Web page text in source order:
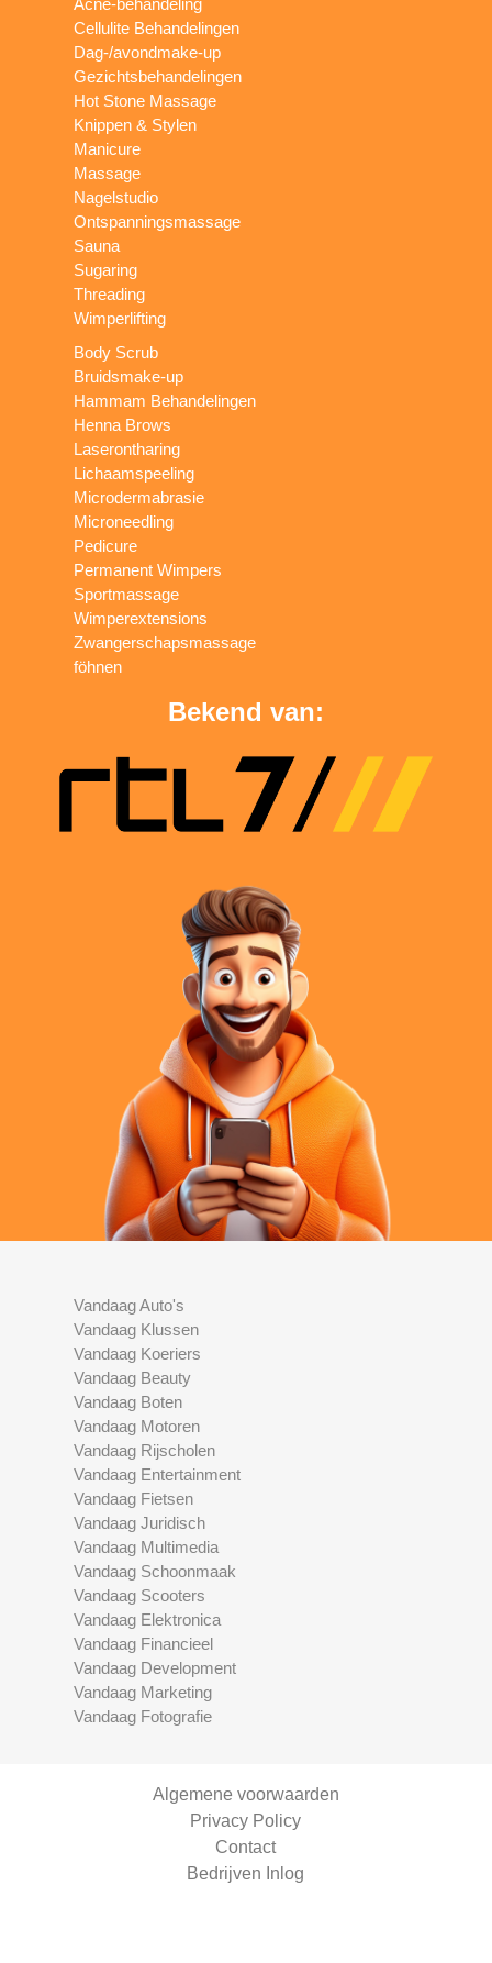
Acne-behandeling
Cellulite Behandelingen
Dag-/avondmake-up
Gezichtsbehandelingen
Hot Stone Massage
Knippen & Stylen
Manicure
Massage
Nagelstudio
Ontspanningsmassage
Sauna
Sugaring
Threading
Wimperlifting
Body Scrub
Bruidsmake-up
Hammam Behandelingen
Henna Brows
Laserontharing
Lichaamspeeling
Microdermabrasie
Microneedling
Pedicure
Permanent Wimpers
Sportmassage
Wimperextensions
Zwangerschapsmassage
föhnen
Bekend van:
Vandaag Auto's
Vandaag Klussen
Vandaag Koeriers
Vandaag Beauty
Vandaag Boten
Vandaag Motoren
Vandaag Rijscholen
Vandaag Entertainment
Vandaag Fietsen
Vandaag Juridisch
Vandaag Multimedia
Vandaag Schoonmaak
Vandaag Scooters
Vandaag Elektronica
Vandaag Financieel
Vandaag Development
Vandaag Marketing
Vandaag Fotografie
Algemene voorwaarden
Privacy Policy
Contact
Bedrijven Inlog